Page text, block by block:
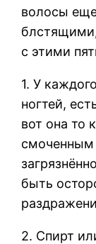
волосы
с этими
1. У
ногтей,
вот она то
смоченным
быть
2. Спирт